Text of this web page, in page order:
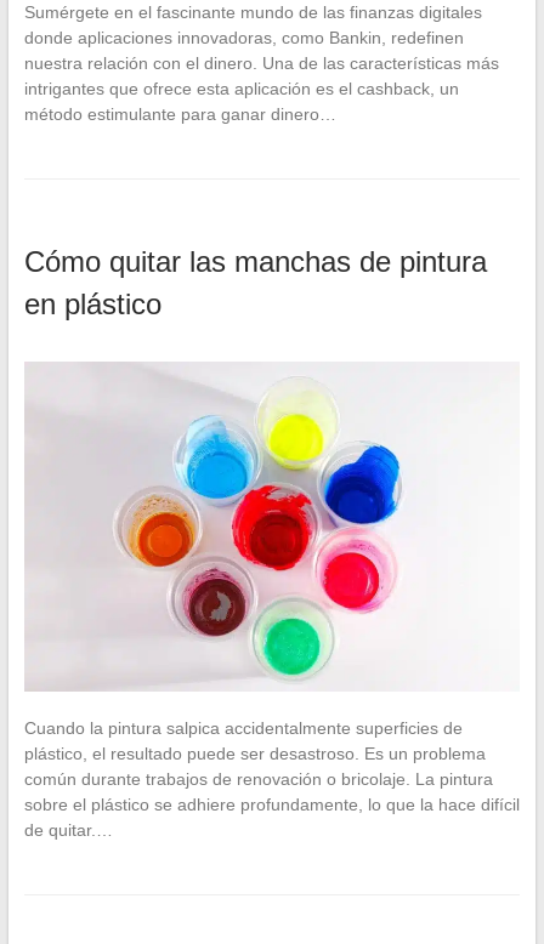
Sumérgete en el fascinante mundo de las finanzas digitales
donde aplicaciones innovadoras, como Bankin, redefinen
nuestra relación con el dinero. Una de las características más
intrigantes que ofrece esta aplicación es el cashback, un
método estimulante para ganar dinero…
Cómo quitar las manchas de pintura
en plástico
Cuando la pintura salpica accidentalmente superficies de
plástico, el resultado puede ser desastroso. Es un problema
común durante trabajos de renovación o bricolaje. La pintura
sobre el plástico se adhiere profundamente, lo que la hace difícil
de quitar.…